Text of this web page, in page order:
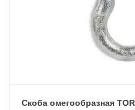
Скоба омегообразная